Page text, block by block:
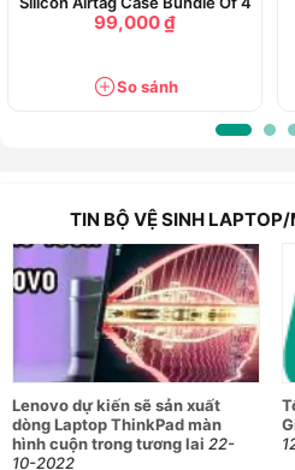
0908892255
91 Ba Cu, Phường Vũng Tàu,
0909222156
Số 489B Đỗ Xuân Hợp,
0936831212
258 Ngô Gia Tự, Phường Kinh
0886869338
40 Trần Phú, Phường Từ Sơn,
0936682091
55 Hùng Vương, Phường Bắc
0796363366
Số 155, Khu 1, Phường Quế
0763928899
04 Trần Hưng Đạo, Phường
0794928899
99,000 ₫
So sánh
TIN BỘ VỆ SINH
Lenovo dự kiến sẽ sản xuất
dòng Laptop ThinkPad màn
hình cuộn trong tương lai 22-
10-2022